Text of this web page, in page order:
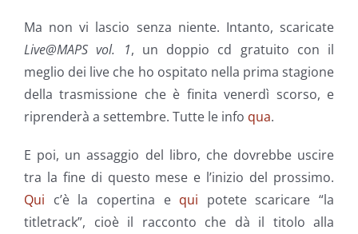
Ma non vi lascio senza niente. Intanto, scaricate
Live@MAPS vol. 1, un doppio cd gratuito con il
meglio dei live che ho ospitato nella prima stagione
della trasmissione che è finita venerdì scorso, e
riprenderà a settembre. Tutte le info qua.
E poi, un assaggio del libro, che dovrebbe uscire
tra la fine di questo mese e l’inizio del prossimo.
Qui c’è la copertina e qui potete scaricare “la
titletrack”, cioè il racconto che dà il titolo alla